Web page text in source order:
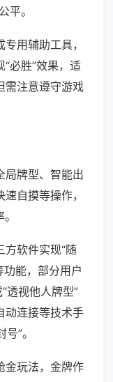
平。
用辅助工具，
必胜”效果，适
需注意遵守游戏
局牌型、智能出
自摸等操作，
方软件实现“随
功能，部分用户
透视他人牌型”
动连接等技术手
”。
金玩法，金牌作